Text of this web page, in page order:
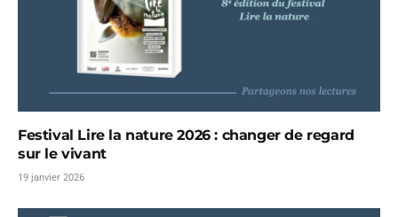
Festival Lire la nature 2026 : changer de regard
sur le vivant
19 janvier 2026